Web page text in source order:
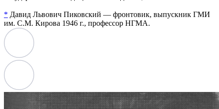
* Давид Львович Пиковский — фронтовик, выпускник ГМИ
им. С.М. Кирова 1946 г., профессор НГМА.